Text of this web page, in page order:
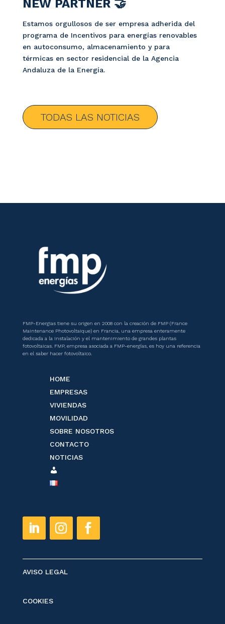
NEW PARTNER 🤝
Estamos orgullosos de ser empresa adherida del
programa de Incentivos para energías renovables
en autoconsumo, almacenamiento y para
térmicas en sector residencial de la Agencia
Andaluza de la Energía.
TODAS LAS NOTICIAS
FMP-Energias tiene su origen en 2008 con la creación de FMP (France
Maintenance Photovoltaique) en Francia, una empresa enteramente
dedicada a la instalación y el mantenimiento de grandes plantas
fotovoltaicas. FMP, empresa asociada a FMP-energías, es hoy una referencia
en el saber hacer fotovoltaico.
HOME
EMPRESAS
VIVIENDAS
MOVILIDAD
SOBRE NOSOTROS
CONTACTO
NOTICIAS
CLIENT
AVISO LEGAL
COOKIES